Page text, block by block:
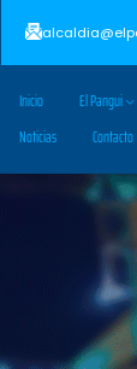
Inicio El Pangui
Noticias
Contacto